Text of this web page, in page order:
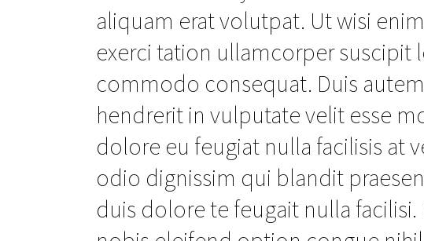
aliquam erat volutpat. Ut wisi
exerci tation ullamcorper suscipit
commodo consequat. Duis
hendrerit in vulputate velit esse
dolore eu feugiat nulla facilisis at
odio dignissim qui blandit
duis dolore te feugait nulla